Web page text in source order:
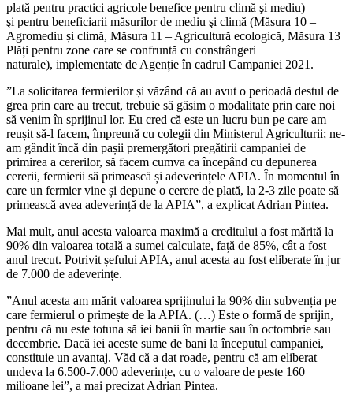
plată pentru practici agricole benefice pentru climă şi mediu)
şi pentru beneficiarii măsurilor de mediu şi climă (Măsura 10 –
Agromediu și climă, Măsura 11 – Agricultură ecologică, Măsura 13
Plăți pentru zone care se confruntă cu constrângeri
naturale), implementate de Agenție în cadrul Campaniei 2021.
”La solicitarea fermierilor și văzând că au avut o perioadă destul de
grea prin care au trecut, trebuie să găsim o modalitate prin care noi
să venim în sprijinul lor. Eu cred că este un lucru bun pe care am
reușit să-l facem, împreună cu colegii din Ministerul Agriculturii; ne-
am gândit încă din pașii premergători pregătirii campaniei de
primirea a cererilor, să facem cumva ca începând cu depunerea
cererii, fermierii să primească și adeverințele APIA. În momentul în
care un fermier vine și depune o cerere de plată, la 2-3 zile poate să
primească avea adeverință de la APIA”, a explicat Adrian Pintea.
Mai mult, anul acesta valoarea maximă a creditului a fost mărită la
90% din valoarea totală a sumei calculate, față de 85%, cât a fost
anul trecut. Potrivit șefului APIA, anul acesta au fost eliberate în jur
de 7.000 de adeverințe.
”Anul acesta am mărit valoarea sprijinului la 90% din subvenția pe
care fermierul o primește de la APIA. (…) Este o formă de sprijin,
pentru că nu este totuna să iei banii în martie sau în octombrie sau
decembrie. Dacă iei aceste sume de bani la începutul campaniei,
constituie un avantaj. Văd că a dat roade, pentru că am eliberat
undeva la 6.500-7.000 adeverințe, cu o valoare de peste 160
milioane lei”, a mai precizat Adrian Pintea.